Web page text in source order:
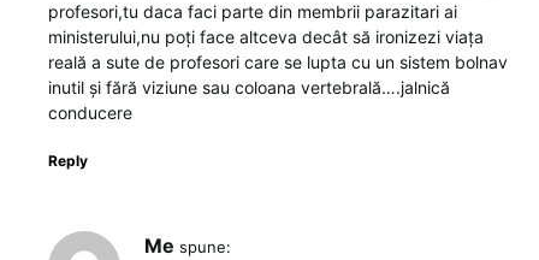
profesori,tu daca faci parte din membrii parazitari ai
ministerului,nu poți face altceva decât să ironizezi viața
reală a sute de profesori care se lupta cu un sistem bolnav
inutil și fără viziune sau coloana vertebrală….jalnică
conducere
Reply
Me spune: